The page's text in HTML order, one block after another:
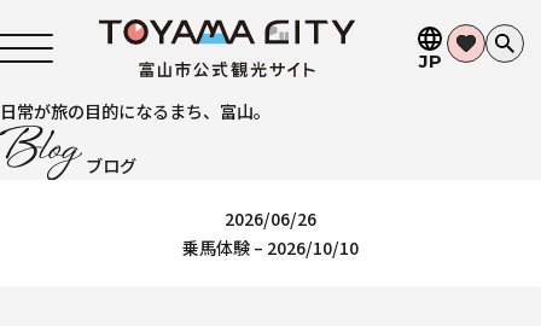
JP
日常が旅の目的になるまち、富山。
ブログ
2026/06/26
乗馬体験 – 2026/10/10